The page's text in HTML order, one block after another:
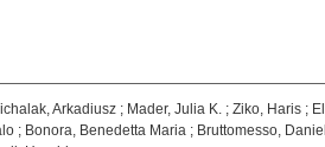
Arkadiusz ; Mader, Julia K. ; Ziko, Haris ;
; Bonora, Benedetta Maria ; Bruttomesso,